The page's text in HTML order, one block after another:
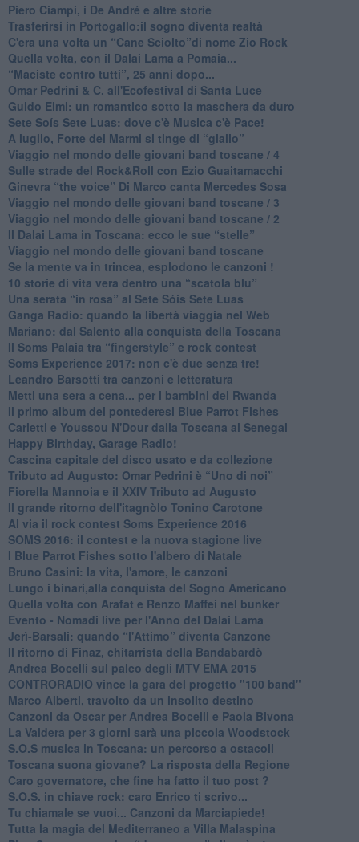
​Piero Ciampi, i De André e altre storie
​Trasferirsi in Portogallo:il sogno diventa realtà
​C'era una volta un “Cane Sciolto”di nome Zio Rock
Quella volta, con il Dalai Lama a Pomaia...
​“Maciste contro tutti”, 25 anni dopo...
​Omar Pedrini & C. all'Ecofestival di Santa Luce
Guido Elmi: un romantico sotto la maschera da duro
Sete Soís Sete Luas: dove c'è Musica c'è Pace!
​A luglio, Forte dei Marmi si tinge di “giallo”
Viaggio nel mondo delle giovani band toscane / 4
Sulle strade del Rock&Roll con Ezio Guaitamacchi
​Ginevra “the voice” Di Marco canta Mercedes Sosa
Viaggio nel mondo delle giovani band toscane / 3
​Viaggio nel mondo delle giovani band toscane / 2
Il Dalai Lama in Toscana: ecco le sue “stelle”
Viaggio nel mondo delle giovani band toscane
Se la mente va in trincea, esplodono le canzoni !
​10 storie di vita vera dentro una “scatola blu”
​Una serata “in rosa” al Sete Sóis Sete Luas
Ganga Radio: quando la libertà viaggia nel Web
Mariano: dal Salento alla conquista della Toscana
​Il Soms Palaia tra “fingerstyle” e rock contest
Soms Experience 2017: non c'è due senza tre!
​Leandro Barsotti tra canzoni e letteratura
​Metti una sera a cena... per i bambini del Rwanda
​Il primo album dei pontederesi Blue Parrot Fishes
Carletti e Youssou N'Dour dalla Toscana al Senegal
Happy Birthday, Garage Radio!
​Cascina capitale del disco usato e da collezione
Tributo ad Augusto: Omar Pedrini è “Uno di noi”
​Fiorella Mannoia e il XXIV Tributo ad Augusto
Il grande ritorno dell'itagnòlo Tonino Carotone
​Al via il rock contest Soms Experience 2016
​SOMS 2016: il contest e la nuova stagione live
I Blue Parrot Fishes sotto l'albero di Natale
Bruno Casini: la vita, l'amore, le canzoni
​Lungo i binari,alla conquista del Sogno Americano
​Quella volta con Arafat e Renzo Maffei nel bunker
​Evento - Nomadi live per l'Anno del Dalai Lama
Jerì-Barsali: quando “l'Attimo” diventa Canzone
Il ritorno di Finaz, chitarrista della Bandabardò
Andrea Bocelli sul palco degli MTV EMA 2015
CONTRORADIO vince la gara del progetto "100 band"
Marco Alberti, travolto da un insolito destino
Canzoni da Oscar per Andrea Bocelli e Paola Bivona
La Valdera per 3 giorni sarà una piccola Woodstock
S.O.S musica in Toscana: un percorso a ostacoli
​Toscana suona giovane? La risposta della Regione
Caro governatore, che fine ha fatto il tuo post ?
S.O.S. in chiave rock: caro Enrico ti scrivo...
Tu chiamale se vuoi... Canzoni da Marciapiede!
​Tutta la magia del Mediterraneo a Villa Malaspina